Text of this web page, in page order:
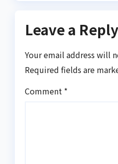
Leave a Reply
Your email address will
Required fields are
Comment *